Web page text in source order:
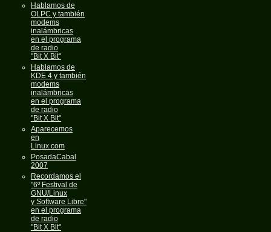
Hablamos de
OLPC y también
modems
inalámbricas
en el programa
de radio
"Bit X Bit"
Hablamos de
KDE 4 y también
modems
inalámbricas
en el programa
de radio
"Bit X Bit"
Aparecemos
en
Linux.com
PosadaCabal
2007
Recordamos el
"6º Festival de
GNU/Linux
y Software Libre"
en el programa
de radio
"Bit X Bit"